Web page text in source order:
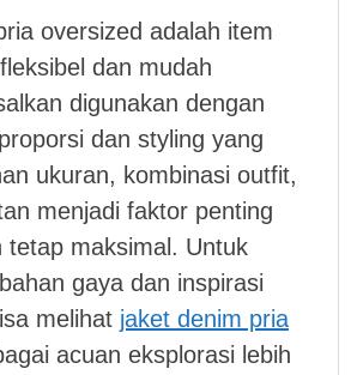
oversized adalah item
dan mudah
digunakan dengan
dan styling yang
ukuran, kombinasi outfit,
menjadi faktor penting
tetap maksimal. Untuk
gaya dan inspirasi
melihat jaket denim pria
acuan eksplorasi lebih